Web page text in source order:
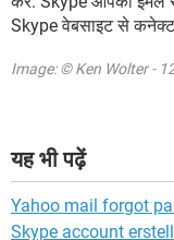
Skype वेबसाइट से
Image: © Ken Wolter -
यह भी पढ़ें
Yahoo mail forgot
Skype account